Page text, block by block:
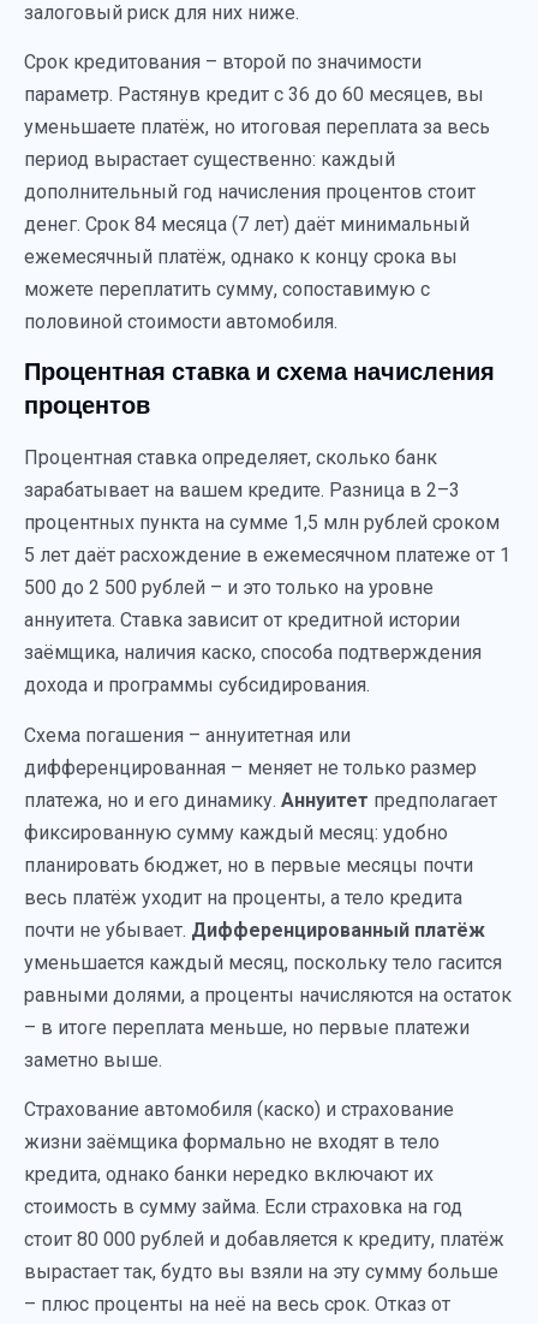
залоговый риск для них ниже.
Срок кредитования – второй по значимости
параметр. Растянув кредит с 36 до 60 месяцев, вы
уменьшаете платёж, но итоговая переплата за весь
период вырастает существенно: каждый
дополнительный год начисления процентов стоит
денег. Срок 84 месяца (7 лет) даёт минимальный
ежемесячный платёж, однако к концу срока вы
можете переплатить сумму, сопоставимую с
половиной стоимости автомобиля.
Процентная ставка и схема начисления
процентов
Процентная ставка определяет, сколько банк
зарабатывает на вашем кредите. Разница в 2–3
процентных пункта на сумме 1,5 млн рублей сроком
5 лет даёт расхождение в ежемесячном платеже от 1
500 до 2 500 рублей – и это только на уровне
аннуитета. Ставка зависит от кредитной истории
заёмщика, наличия каско, способа подтверждения
дохода и программы субсидирования.
Схема погашения – аннуитетная или
дифференцированная – меняет не только размер
платежа, но и его динамику. Аннуитет предполагает
фиксированную сумму каждый месяц: удобно
планировать бюджет, но в первые месяцы почти
весь платёж уходит на проценты, а тело кредита
почти не убывает. Дифференцированный платёж
уменьшается каждый месяц, поскольку тело гасится
равными долями, а проценты начисляются на остаток
– в итоге переплата меньше, но первые платежи
заметно выше.
Страхование автомобиля (каско) и страхование
жизни заёмщика формально не входят в тело
кредита, однако банки нередко включают их
стоимость в сумму займа. Если страховка на год
стоит 80 000 рублей и добавляется к кредиту, платёж
вырастает так, будто вы взяли на эту сумму больше
– плюс проценты на неё на весь срок. Отказ от